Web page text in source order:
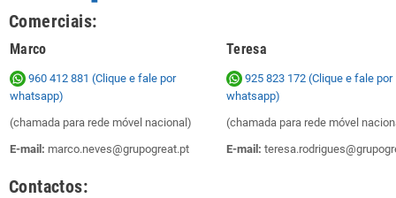
Comerciais:
Marco Teresa
960 412 881 (Clique e fale por
whatsapp)
(chamada para rede móvel nacional)
E-mail: marco.neves@grupogreat.pt
925 823 172 (Clique e fale por
whatsapp)
(chamada para rede móvel
E-mail:
Contactos: